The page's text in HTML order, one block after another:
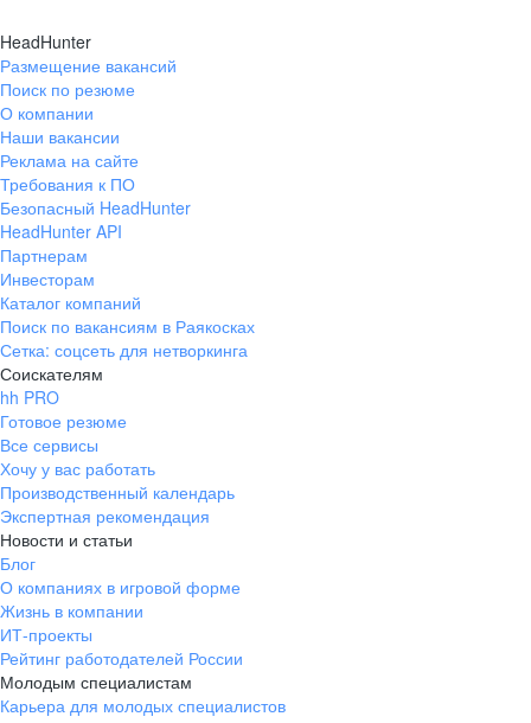
HeadHunter
Размещение вакансий
Поиск по резюме
О компании
Наши вакансии
Реклама на сайте
Требования к ПО
Безопасный HeadHunter
HeadHunter API
Партнерам
Инвесторам
Каталог компаний
Поиск по вакансиям в Раякосках
Сетка: соцсеть для нетворкинга
Соискателям
hh PRO
Готовое резюме
Все сервисы
Хочу у вас работать
Производственный календарь
Экспертная рекомендация
Новости и статьи
Блог
О компаниях в игровой форме
Жизнь в компании
ИТ-проекты
Рейтинг работодателей России
Молодым специалистам
Карьера для молодых специалистов